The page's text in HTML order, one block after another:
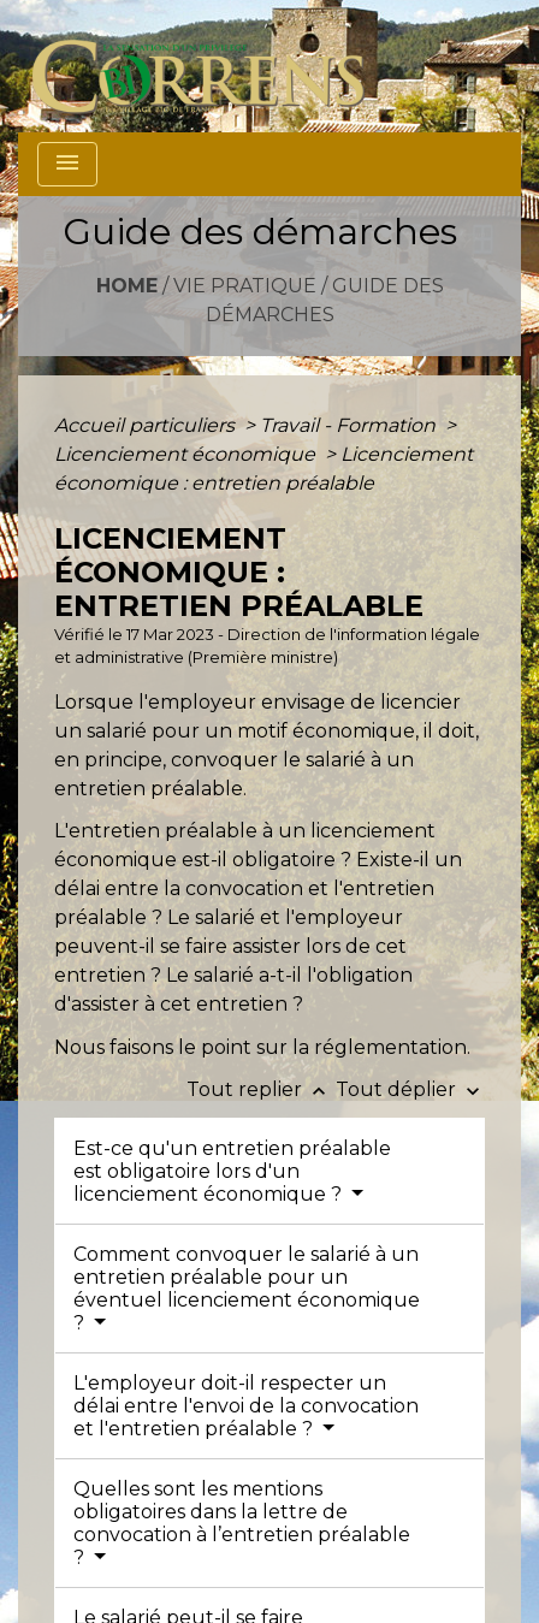
menu
Guide des démarches
HOME/ VIE PRATIQUE / GUIDE DES
DÉMARCHES
Accueil particuliers> Travail - Formation >
Licenciement économique > Licenciement
économique : entretien préalable
LICENCIEMENT
ÉCONOMIQUE :
ENTRETIEN PRÉALABLE
Vérifié le 17 Mar 2023 - Direction de l'information légale
et administrative (Première ministre)
Lorsque l'employeur envisage de licencier
un salarié pour un motif économique, il doit,
en principe, convoquer le salarié à un
entretien préalable.
L'entretien préalable à un licenciement
économique est-il obligatoire ? Existe-il un
délai entre la convocation et l'entretien
préalable ? Le salarié et l'employeur
peuvent-il se faire assister lors de cet
entretien ? Le salarié a-t-il l'obligation
d'assister à cet entretien ?
Nous faisons le point sur la réglementation.
Tout replier keyboard_arrow_up Tout déplier keyboard_arrow_down
Est-ce qu'un entretien préalable
est obligatoire lors d'un
licenciement économique ?
Comment convoquer le salarié à un
entretien préalable pour un
éventuel licenciement économique
?
L'employeur doit-il respecter un
délai entre l'envoi de la convocation
et l'entretien préalable ?
Quelles sont les mentions
obligatoires dans la lettre de
convocation à l’entretien préalable
?
Le salarié peut-il se faire